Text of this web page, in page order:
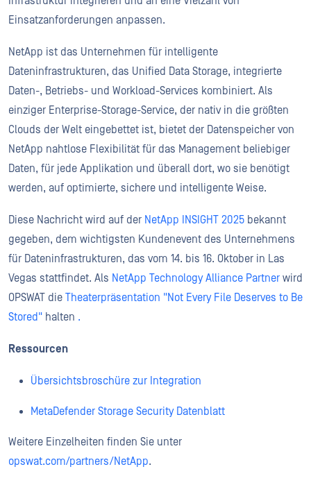
Einsatzanforderungen anpassen.
NetApp ist das Unternehmen für intelligente
Dateninfrastrukturen, das Unified Data Storage, integrierte
Daten-, Betriebs- und Workload-Services kombiniert. Als
einziger Enterprise-Storage-Service, der nativ in die größten
Clouds der Welt eingebettet ist, bietet der Datenspeicher von
NetApp nahtlose Flexibilität für das Management beliebiger
Daten, für jede Applikation und überall dort, wo sie benötigt
werden, auf optimierte, sichere und intelligente Weise.
Diese Nachricht wird auf der NetApp INSIGHT 2025 bekannt
gegeben, dem wichtigsten Kundenevent des Unternehmens
für Dateninfrastrukturen, das vom 14. bis 16. Oktober in Las
Vegas stattfindet. Als NetApp Technology Alliance Partner wird
OPSWAT die Theaterpräsentation "Not Every File Deserves to Be
Stored" halten .
Ressourcen
Übersichtsbroschüre zur Integration
MetaDefender Storage Security Datenblatt
Weitere Einzelheiten finden Sie unter
opswat.com/partners/NetApp.